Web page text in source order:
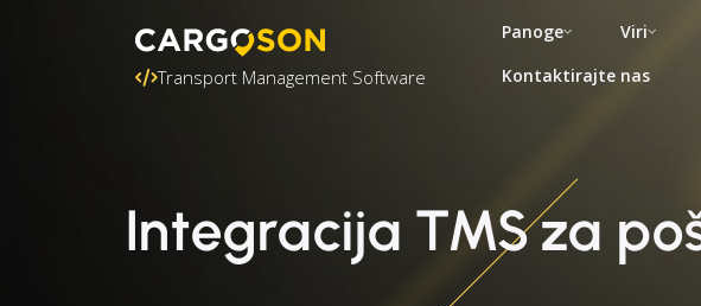
Transport Management Software
Panoge Viri
Kontaktirajte nas
Integracija TMS za